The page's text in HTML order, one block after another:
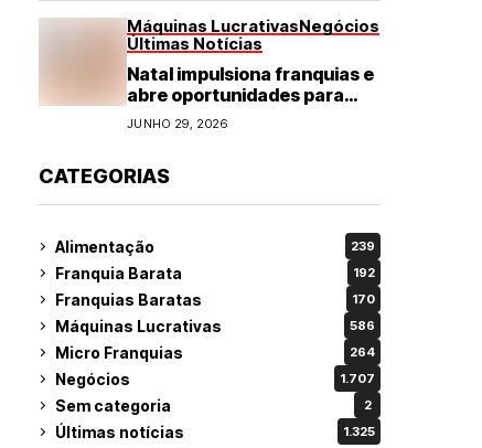
Máquinas LucrativasNegócios
Últimas Notícias
Natal impulsiona franquias e
abre oportunidades para
diversos segmentos do
JUNHO 29, 2026
CATEGORIAS
Alimentação 239
Franquia Barata 192
Franquias Baratas 170
Máquinas Lucrativas 586
Micro Franquias 264
Negócios 1.707
Sem categoria 2
Últimas notícias 1.325